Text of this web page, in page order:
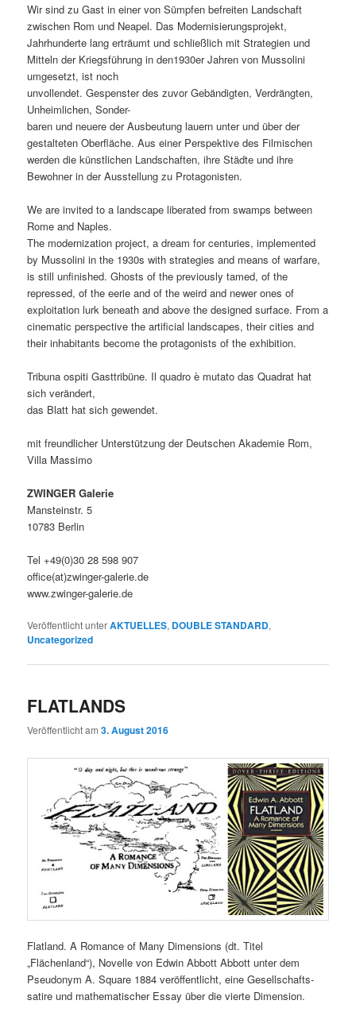
Wir sind zu Gast in einer von Sümpfen befreiten Landschaft
zwischen Rom und Neapel. Das Modernisierungsprojekt,
Jahrhunderte lang erträumt und schließlich mit Strategien und
Mitteln der Kriegsführung in den1930er Jahren von Mussolini
umgesetzt, ist noch
unvollendet. Gespenster des zuvor Gebändigten, Verdrängten,
Unheimlichen, Sonder-
baren und neuere der Ausbeutung lauern unter und über der
gestalteten Oberfläche. Aus einer Perspektive des Filmischen
werden die künstlichen Landschaften, ihre Städte und ihre
Bewohner in der Ausstellung zu Protagonisten.
We are invited to a landscape liberated from swamps between
Rome and Naples.
The modernization project, a dream for centuries, implemented
by Mussolini in the 1930s with strategies and means of warfare,
is still unfinished. Ghosts of the previously tamed, of the
repressed, of the eerie and of the weird and newer ones of
exploitation lurk beneath and above the designed surface. From a
cinematic perspective the artificial landscapes, their cities and
their inhabitants become the protagonists of the exhibition.
Tribuna ospiti Gasttribüne. Il quadro è mutato das Quadrat hat
sich verändert,
das Blatt hat sich gewendet.
mit freundlicher Unterstützung der Deutschen Akademie Rom,
Villa Massimo
ZWINGER Galerie
Mansteinstr. 5
10783 Berlin
Tel +49(0)30 28 598 907
office(at)zwinger-galerie.de
www.zwinger-galerie.de
Veröffentlicht unterAKTUELLES, DOUBLE STANDARD,
Uncategorized
FLATLANDS
Veröffentlicht am3. August 2016
Flatland. A Romance of Many Dimensions (dt. Titel
„Flächenland“), Novelle von Edwin Abbott Abbott unter dem
Pseudonym A. Square 1884 veröffentlicht, eine Gesellschafts-
satire und mathematischer Essay über die vierte Dimension.